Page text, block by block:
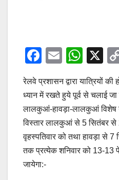
F
c
e
b
o
o
k
E
ail
W
at
s
A
p
p
X
रेलवे प्रशासन द्वारा यात्रियों की
ध्यान में रखते हुये पूर्व से चलाई
लालकुआं-हावड़ा-लालकुआं विशेष
विस्तार लालकुआं से 5 सितंबर
वृहस्पतिवार को तथा हावड़ा से
तक प्रत्येक शनिवार को 13-13
जायेगा:-